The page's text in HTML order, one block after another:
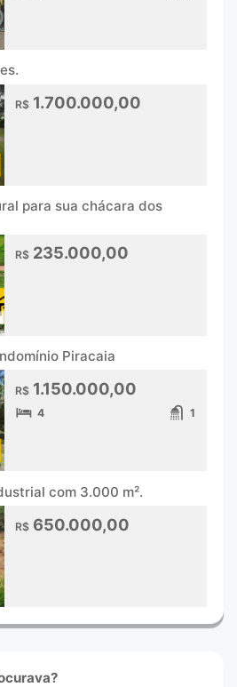
R$ 1.700.000,00
para sua chácara dos
R$ 235.000,00
Piracaia
R$ 1.150.000,00
4 1
com 3.000 m².
R$ 650.000,00